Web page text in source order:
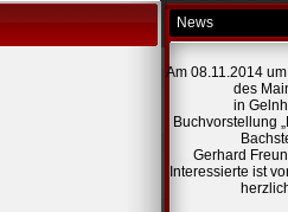
News
Am 08.11.2014
des
in
Buchvorstellung
Gerhard
Interessierte ist